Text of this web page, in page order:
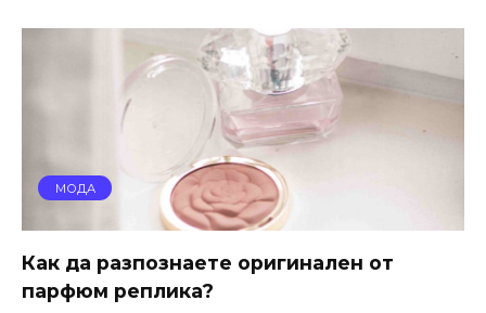
МОДА
Как да разпознаете оригинален от
парфюм реплика?